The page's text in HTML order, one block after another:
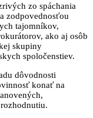
zo spáchania
zodpovednosťou
tajomníkov,
ako aj osôb
skupiny
spoločenstiev.
dôvodnosti
konať na